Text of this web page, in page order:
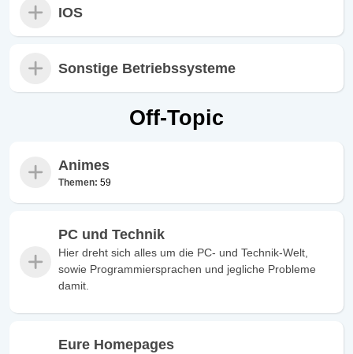
IOS
Sonstige Betriebssysteme
Off-Topic
Animes
Themen: 59
PC und Technik
Hier dreht sich alles um die PC- und Technik-Welt,
sowie Programmiersprachen und jegliche Probleme
damit.
Eure Homepages